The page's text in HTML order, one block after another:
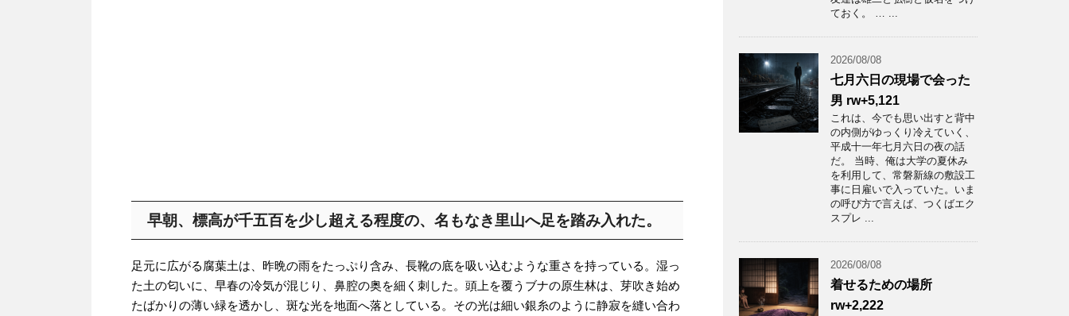
早朝、標高が千五百を少し超える程度の、名もなき里山へ足を踏み入れた。
足元に広がる腐葉土は、昨晩の雨をたっぷり含み、長靴の底を吸い込むような重さを持っている。湿っ
た土の匂いに、早春の冷気が混じり、鼻腔の奥を細く刺した。頭上を覆うブナの原生林は、芽吹き始め
たばかりの薄い緑を透かし、斑な光を地面へ落としている。その光は細い銀糸のように静寂を縫い合わ
ておく。 … ...
2026/08/08
七月六日の現場で会った
男 rw+5,121
これは、今でも思い出すと背中
の内側がゆっくり冷えていく、
平成十一年七月六日の夜の話
だ。 当時、俺は大学の夏休み
を利用して、常磐新線の敷設工
事に日雇いで入っていた。いま
の呼び方で言えば、つくばエク
スプレ ...
2026/08/08
着せるための場所
rw+2,222